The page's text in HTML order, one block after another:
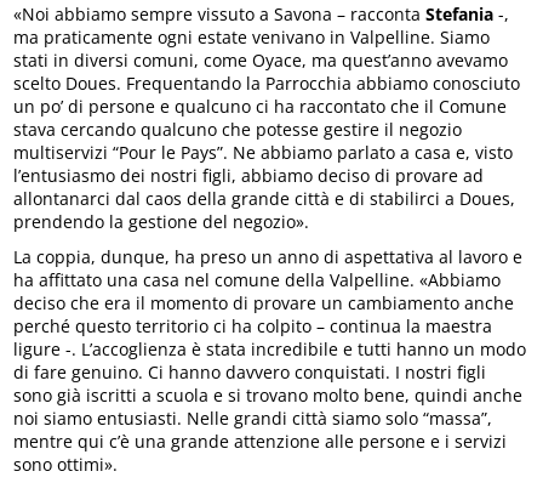
«Noi abbiamo sempre vissuto a Savona – raccontaStefania -,
ma praticamente ogni estate venivano in Valpelline. Siamo
stati in diversi comuni, come Oyace, ma quest’anno avevamo
scelto Doues. Frequentando la Parrocchia abbiamo conosciuto
un po’ di persone e qualcuno ci ha raccontato che il Comune
stava cercando qualcuno che potesse gestire il negozio
multiservizi “Pour le Pays”. Ne abbiamo parlato a casa e, visto
l’entusiasmo dei nostri figli, abbiamo deciso di provare ad
allontanarci dal caos della grande città e di stabilirci a Doues,
prendendo la gestione del negozio».
La coppia, dunque, ha preso un anno di aspettativa al lavoro e
ha affittato una casa nel comune della Valpelline. «Abbiamo
deciso che era il momento di provare un cambiamento anche
perché questo territorio ci ha colpito – continua la maestra
ligure -. L’accoglienza è stata incredibile e tutti hanno un modo
di fare genuino. Ci hanno davvero conquistati. I nostri figli
sono già iscritti a scuola e si trovano molto bene, quindi anche
noi siamo entusiasti. Nelle grandi città siamo solo “massa”,
mentre qui c’è una grande attenzione alle persone e i servizi
sono ottimi».